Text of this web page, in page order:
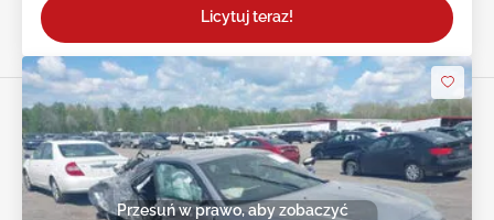
Licytuj teraz!
Przesuń w prawo, aby zobaczyć